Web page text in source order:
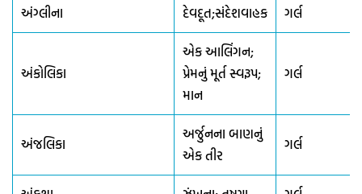
અંગ્લીના દેવદૂત;સંદેશવાહક ગર્લ
અંકોલિકા
એક આલિંગન;
પ્રેમનું મૂર્ત સ્વરૂપ;
માન
ગર્લ
અંજલિકા
અર્જુનના બાણનું
એક તીર
ગર્લ